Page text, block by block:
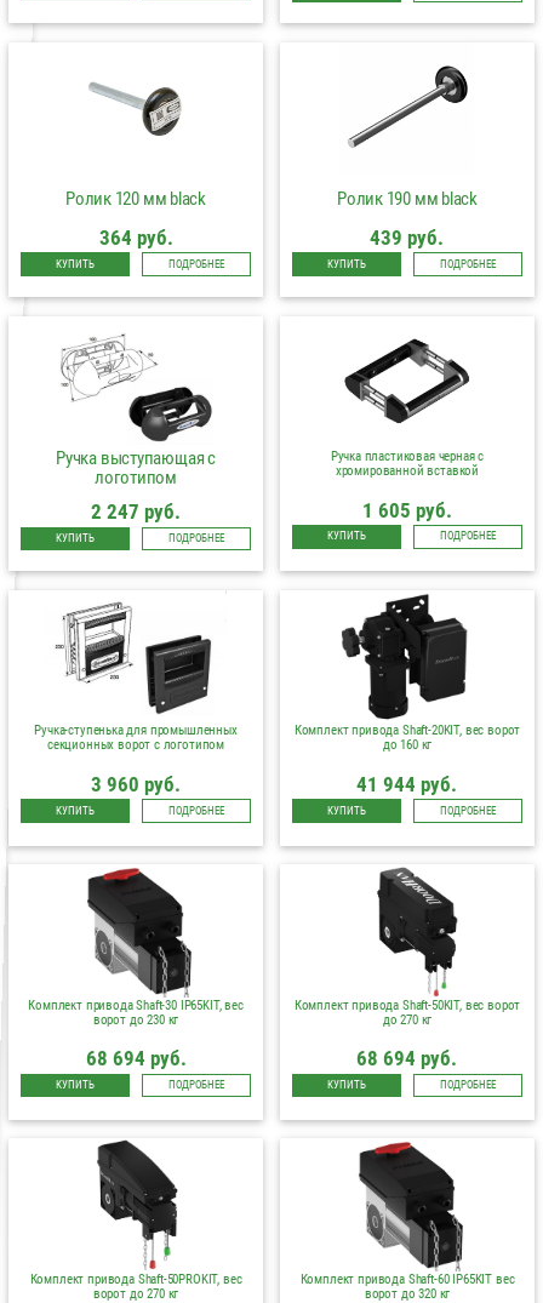
Ролик 120 мм black
364 руб.
КУПИТЬ ПОДРОБНЕЕ
Ролик 190 мм black
439 руб.
КУПИТЬ ПОДРОБНЕЕ
Ручка выступающая c
логотипом
2 247 руб.
КУПИТЬ ПОДРОБНЕЕ
Ручка пластиковая черная с
хромированной вставкой
1 605 руб.
КУПИТЬ ПОДРОБНЕЕ
Ручка-ступенька для промышленных
секционных ворот с логотипом
3 960 руб.
КУПИТЬ ПОДРОБНЕЕ
Комплект привода Shaft-20KIT, вес ворот
до 160 кг
41 944 руб.
КУПИТЬ ПОДРОБНЕЕ
Комплект привода Shaft-30 IP65KIT, вес
ворот до 230 кг
68 694 руб.
КУПИТЬ ПОДРОБНЕЕ
Комплект привода Shaft-50KIT, вес ворот
до 270 кг
68 694 руб.
КУПИТЬ ПОДРОБНЕЕ
Комплект привода Shaft-50PROKIT, вес
ворот до 270 кг
Комплект привода Shaft-60 IP65KIT вес
ворот до 320 кг